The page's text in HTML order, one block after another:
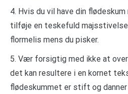
4. Hvis du vil have din
tilføje en teskefuld
flormelis mens du pisker.
5. Vær forsigtig med ikke at
det kan resultere i en kornet
flødeskummet er stift og